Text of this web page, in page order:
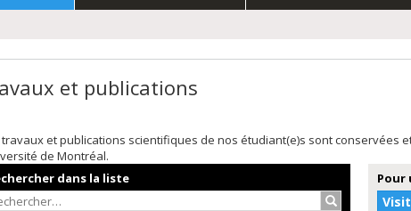
et publications
travaux et publications scientifiques de nos étudiant(e)s sont conservées
de Montréal.
dans la liste
Rechercher…
Pour